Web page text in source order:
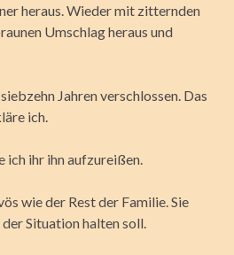
heraus. Wieder mit zitternden
Umschlag heraus und
Jahren verschlossen. Das
ich.
ihr ihn aufzureißen.
wie der Rest der Familie. Sie
Situation halten soll.